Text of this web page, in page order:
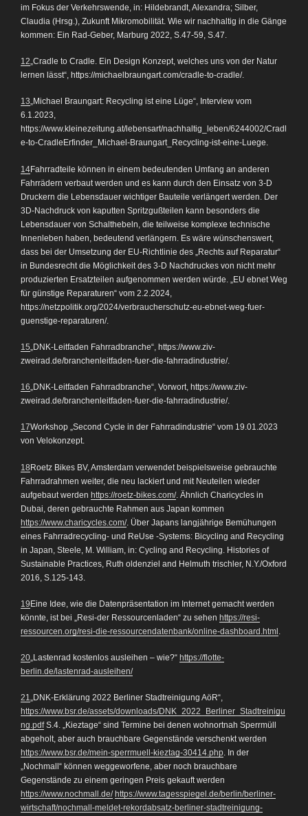
im Fokus der Verkehrswende, in: Hildebrandt, Alexandra; Silber,
Claudia (Hrsg.), Zukunft Mikromobilität. Wie wir nachhaltig in die Gänge
kommen: Ein Rad-Geber, Marburg 2022, S.47-59, S.47.
12„Cradle to Cradle. Ein Design Konzept, welches uns von der Natur
lernen lässt“, https://michaelbraungart.com/cradle-to-cradle/.
13„Michael Braungart: Recycling ist eine Lüge“, Interview vom
6.1.2023,
https://www.kleinezeitung.at/lebensart/nachhaltig_leben/6244002/Cradl
e-to-CradleErfinder_Michael-Braungart_Recycling-ist-eine-Luege.
14Fahrradteile können in einem bedeutenden Umfang an anderen
Fahrrädern verbaut werden und es kann durch den Einsatz von 3-D
Druckern die Lebensdauer wichtiger Bauteile verlängert werden. Der
3D-Nachdruck von kaputten Spritzgußteilen kann besonders die
Lebensdauer von Schalthebeln, die teilweise komplexe technische
Innenleben haben, bedeutend verlängern. Es wäre wünschenswert,
dass bei der Umsetzung der EU-Richtlinie des „Rechts auf Reparatur“
in Bundesrecht die Möglichkeit des 3-D Nachdruckes von nicht mehr
produzierten Ersatzteilen aufgenommen werden würde. „EU ebnet Weg
für günstige Reparaturen“ vom 2.2.2024,
https://netzpolitik.org/2024/verbraucherschutz-eu-ebnet-weg-fuer-
guenstige-reparaturen/.
15 „DNK-Leitfaden Fahrradbranche“, https://www.ziv-
zweirad.de/branchenleitfaden-fuer-die-fahrradindustrie/.
16„DNK-Leitfaden Fahrradbranche“, Vorwort, https://www.ziv-
zweirad.de/branchenleitfaden-fuer-die-fahrradindustrie/.
17Workshop „Second Cycle in der Fahrradindustrie“ vom 19.01.2023
von Velokonzept.
18Roetz Bikes BV, Amsterdam verwendet beispielsweise gebrauchte
Fahrradrahmen weiter, die neu lackiert und mit Neuteilen wieder
aufgebaut werden https://roetz-bikes.com/. Ähnlich Charicycles in
Dubai, deren gebrauchte Rahmen aus Japan kommen
https://www.charicycles.com/. Über Japans langjährige Bemühungen
eines Fahrradrecycling- und ReUse -Systems: Bicycling and Recycling
in Japan, Steele, M. William, in: Cycling and Recycling. Histories of
Sustainable Practices, Ruth oldenziel and Helmuth trischler, N.Y./Oxford
2016, S.125-143.
19 Eine Idee, wie die Datenpräsentation im Internet gemacht werden
könnte, ist bei „Resi-der Ressourcenladen“ zu sehen https://resi-
ressourcen.org/resi-die-ressourcendatenbank/online-dashboard.html .
20„Lastenrad kostenlos ausleihen – wie?“ https://flotte-
berlin.de/lastenrad-ausleihen/
21„DNK-Erklärung 2022 Berliner Stadtreinigung AöR“,
https://www.bsr.de/assets/downloads/DNK_2022_Berliner_Stadtreinigu
ng.pdfS.4. „Kieztage“ sind Termine bei denen wohnortnah Sperrmüll
abgeholt, aber auch brauchbare Gegenstände verschenkt werden
https://www.bsr.de/mein-sperrmuell-kieztag-30414.php. In der
„Nochmall“ können weggeworfene, aber noch brauchbare
Gegenstände zu einem geringen Preis gekauft werden
https://www.nochmall.de/ https://www.tagesspiegel.de/berlin/berliner-
wirtschaft/nochmall-meldet-rekordabsatz-berliner-stadtreinigung-